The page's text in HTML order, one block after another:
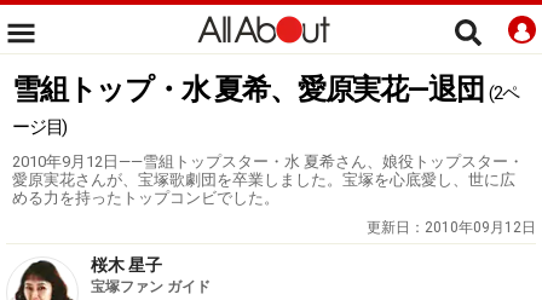
雪組トップ・水 夏希、愛原実花―退団 (2ペ
ージ目)
2010年9月12日――雪組トップスター・水 夏希さん、娘役トップスター・
愛原実花さんが、宝塚歌劇団を卒業しました。宝塚を心底愛し、世に広
める力を持ったトップコンビでした。
更新日： 2010年09月12日
桜木 星子
宝塚ファン ガイド